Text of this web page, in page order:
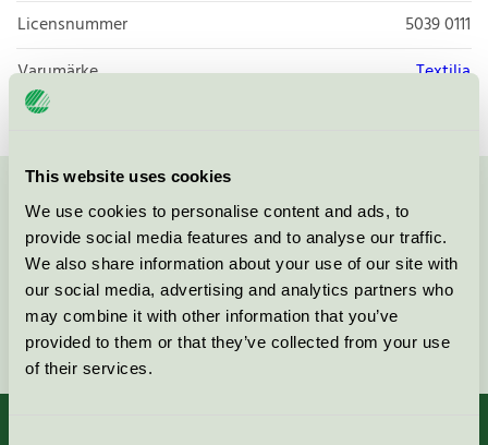
This website uses cookies
We use cookies to personalise content and ads, to
provide social media features and to analyse our traffic.
We also share information about your use of our site with
our social media, advertising and analytics partners who
may combine it with other information that you’ve
provided to them or that they’ve collected from your use
of their services.
Licensnummer
5039 0111
Varumärke
Textilia
Kontakta oss på08-55 55 24 00eller via formuläret:
Fortsätt